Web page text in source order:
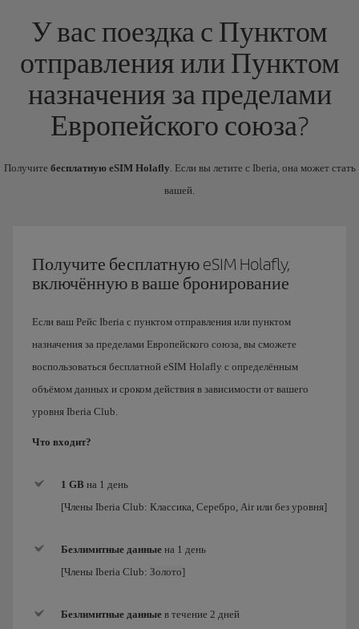
У вас поездка с Пунктом
отправления или Пунктом
назначения за пределами
Европейского союза?
Получите бесплатную eSIM Holafly . Если вы летите с Iberia, она может стать
вашей.
Получите бесплатную eSIM Holafly,
включённую в ваше бронирование
Если ваш Рейс Iberia с пунктом отправления или пунктом
назначения за пределами Европейского союза, вы сможете
воспользоваться бесплатной eSIM Holafly с определённым
объёмом данных и сроком действия в зависимости от вашего
уровня Iberia Club.
Что входит?
1 GB на 1 день
[Члены Iberia Club: Классика, Серебро, Air или без уровня]
Безлимитные данные на 1 день
[Члены Iberia Club: Золото]
Безлимитные данные в течение 2 дней